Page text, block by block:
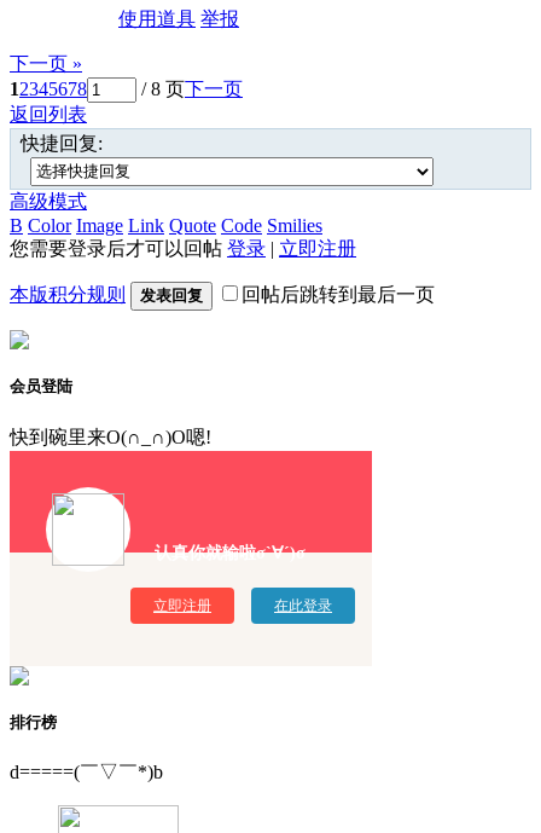
使用道具 举报
下一页 »
12345678 / 8 页下一页
返回列表
快捷回复:
高级模式
B Color Image Link Quote Code Smilies
您需要登录后才可以回帖 登录 | 立即注册
本版积分规则 发表回复 回帖后跳转到最后一页
会员登陆
快到碗里来O(∩_∩)O嗯!
认真你就输啦σ`∀´)σ
立即注册 在此登录
排行榜
d=====(￣▽￣*)b